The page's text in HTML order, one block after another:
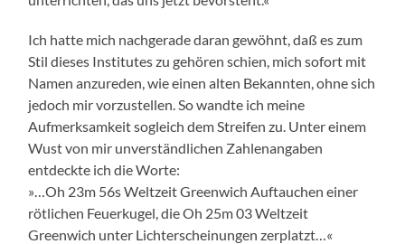
Ich hatte mich nachgerade daran gewöhnt, daß es zum
Stil dieses Institutes zu gehören schien, mich sofort mit
Namen anzureden, wie einen alten Bekannten, ohne sich
jedoch mir vorzustellen. So wandte ich meine
Aufmerksamkeit sogleich dem Streifen zu. Unter einem
Wust von mir unverständlichen Zahlenangaben
entdeckte ich die Worte:
»…Oh 23m 56s Weltzeit Greenwich Auftauchen einer
rötlichen Feuerkugel, die Oh 25m 03 Weltzeit
Greenwich unter Lichterscheinungen zerplatzt…«